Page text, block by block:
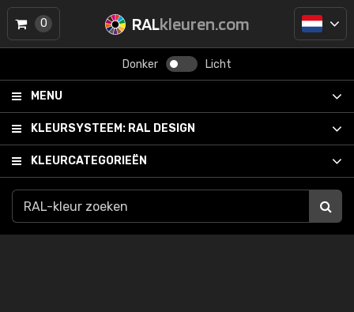
RALkleuren.com
Donker Licht
MENU
KLEURSYSTEEM: RAL DESIGN
KLEURCATEGORIEËN
0